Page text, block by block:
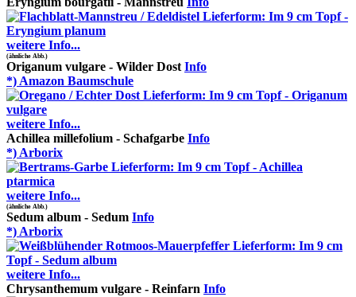
weitere Info...
(ähnliche Abb.)
Origanum vulgare - Wilder Dost Info
*) Amazon Baumschule
weitere Info...
Achillea millefolium - Schafgarbe Info
*) Arborix
weitere Info...
(ähnliche Abb.)
Sedum album - Sedum Info
*) Arborix
weitere Info...
Chrysanthemum vulgare - Reinfarn Info